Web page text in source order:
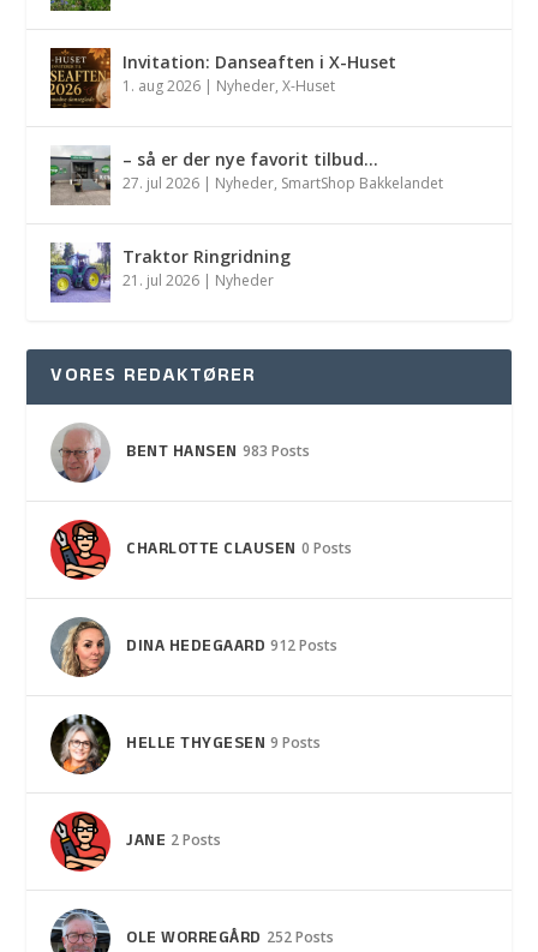
Invitation: Danseaften i X-Huset
1. aug 2026 | Nyheder,X-Huset
– så er der nye favorit tilbud…
27. jul 2026 | Nyheder, SmartShop Bakkelandet
Traktor Ringridning
21. jul 2026 | Nyheder
VORES REDAKTØRER
BENT HANSEN 983 Posts
CHARLOTTE CLAUSEN 0 Posts
DINA HEDEGAARD 912 Posts
HELLE THYGESEN 9 Posts
JANE 2 Posts
OLE WORREGÅRD 252 Posts